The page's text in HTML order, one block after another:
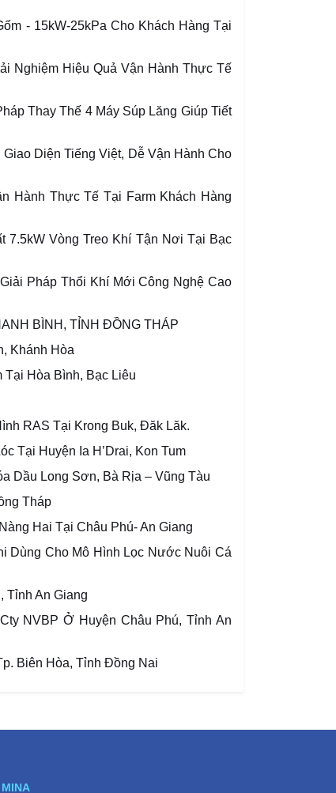
- 15kW-25kPa Cho Khách Hàng Tại
Nghiệm Hiệu Quả Vận Hành Thực Tế
Thay Thế 4 Máy Súp Lăng Giúp Tiết
Diện Tiếng Việt, Dễ Vận Hành Cho
Hành Thực Tế Tại Farm Khách Hàng
7.5kW Vòng Treo Khí Tận Nơi Tại Bạc
Pháp Thổi Khí Mới Công Nghệ Cao
BÌNH, TỈNH ĐỒNG THÁP
Khánh Hòa
Tại Hòa Bình, Bạc Liêu
RAS Tại Krong Buk, Đăk Lăk.
Tại Huyện Ia H’Drai, Kon Tum
Dầu Long Sơn, Bà Rịa – Vũng Tàu
Tháp
Hai Tại Châu Phú- An Giang
Dùng Cho Mô Hình Lọc Nước Nuôi Cá
Tỉnh An Giang
NVBP Ở Huyện Châu Phú, Tỉnh An
Biên Hòa, Tỉnh Đồng Nai